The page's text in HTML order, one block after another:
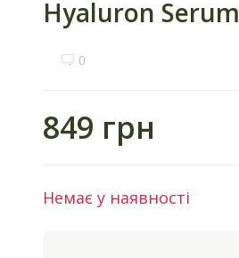
Hyaluron Serum
0
849 грн
Немає у наявності